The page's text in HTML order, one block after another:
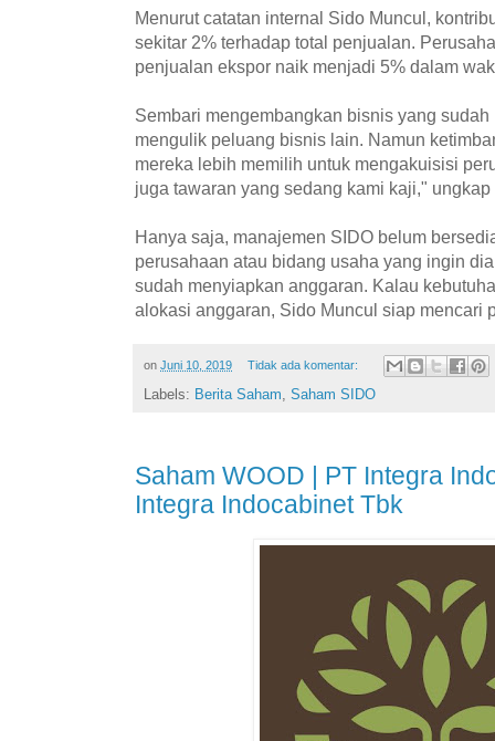
Menurut catatan internal Sido Muncul,
sekitar 2% terhadap total penjualan.
penjualan ekspor naik menjadi 5% dalam
Sembari mengembangkan bisnis yang
mengulik peluang bisnis lain. Namun
mereka lebih memilih untuk mengakuisisi
juga tawaran yang sedang kami kaji,"
Hanya saja, manajemen SIDO belum
perusahaan atau bidang usaha yang ingin
sudah menyiapkan anggaran. Kalau
alokasi anggaran, Sido Muncul siap mencari
on Juni 10, 2019 Tidak ada komentar:
Labels: Berita Saham, Saham SIDO
Saham WOOD | PT Integra
Integra Indocabinet Tbk